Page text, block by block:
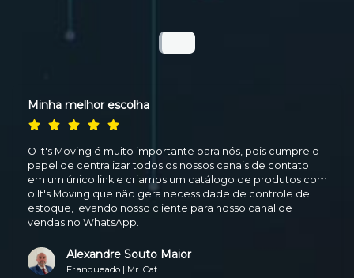
Minha melhor escolha
O It's Moving é muito importante para nós, pois cumpre o
papel de centralizar todos os nossos canais de contato
em um único link e criamos um catálogo de produtos com
o It's Moving que não gera necessidade de controle de
estoque, levando nosso cliente para nosso canal de
vendas no WhatsApp.
Alexandre Souto Maior
Franqueado | Mr. Cat